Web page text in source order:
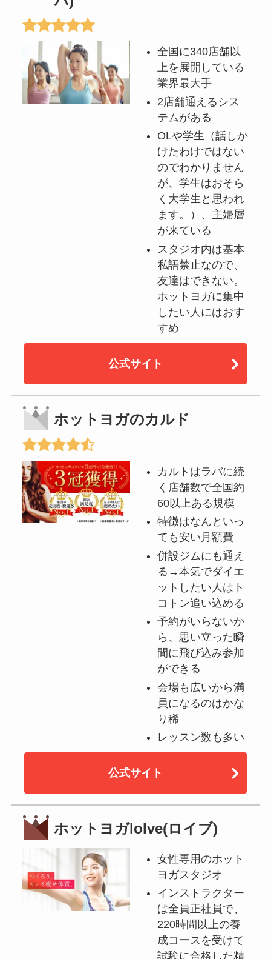
全国に340店舗以
上を展開している
業界最大手
2店舗通えるシス
テムがある
OLや学生（話しか
けたわけではない
のでわかりません
が、学生はおそら
く大学生と思われ
ます。）、主婦層
が来ている
スタジオ内は基本
私語禁止なので、
友達はできない。
ホットヨガに集中
したい人にはおす
すめ
公式サイト
ホットヨガのカルド
カルトはラバに続
く店舗数で全国約
60以上ある規模
特徴はなんといっ
ても安い月額費
併設ジムにも通え
る→本気でダイエ
ットしたい人はト
コトン追い込める
予約がいらないか
ら、思い立った瞬
間に飛び込み参加
ができる
会場も広いから満
員になるのはかな
り稀
レッスン数も多い
公式サイト
ホットヨガloIve(ロイブ)
女性専用のホット
ヨガスタジオ
インストラクター
は全員正社員で、
220時間以上の養
成コースを受けて
試験に合格した精